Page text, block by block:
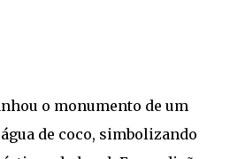
o monumento de um
de coco, simbolizando